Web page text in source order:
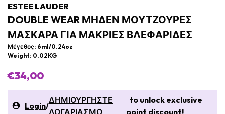
ESTEE LAUDER
DOUBLE WEAR ΜΗΔΈΝ ΜΟΥΤΖΟΎΡΕΣ
ΜΆΣΚΑΡΑ ΓΙΑ ΜΑΚΡΙΈΣ ΒΛΕΦΑΡΊΔΕΣ
Μέγεθος: 6ml/0.24oz
Weight: 0.02KG
€34,00
Login/
ΔΗΜΙΟΥΡΓΗΣΤΕ
ΛΟΓΑΡΙΑΣΜΟ
to unlock exclusive
point discount!